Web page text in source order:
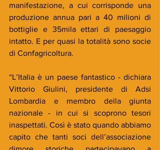
manifestazione, a cui corrisponde una
produzione annua pari a 40 milioni di
bottiglie e 35mila ettari di paesaggio
intatto. E per quasi la totalità sono socie
di Confagricoltura.
“L’Italia è un paese fantastico - dichiara
Vittorio Giulini, presidente di Adsi
Lombardia e membro della giunta
nazionale - in cui si scoprono tesori
inaspettati. Così è stato quando abbiamo
capito che tanti soci dell’associazione